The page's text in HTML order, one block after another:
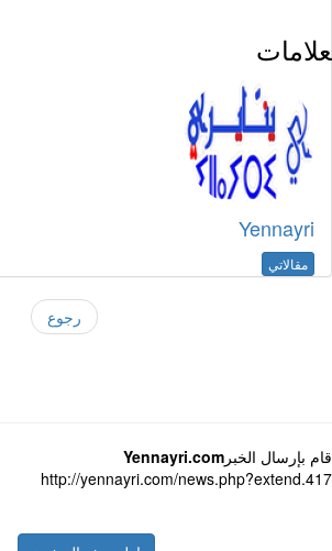
Yennayri
مقالاتي
رجوع
بإرسال الخبرYennayri.com
http://yennayri.com/